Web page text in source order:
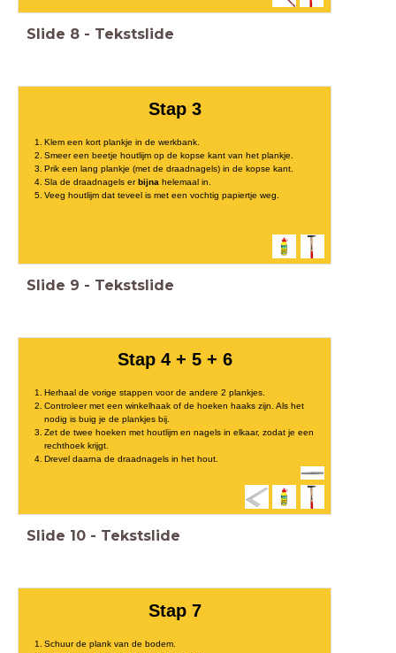
Slide 8 - Tekstslide
Stap 3
Klem een kort plankje in de werkbank.
Smeer een beetje houtlijm op de kopse kant van het plankje.
Prik een lang plankje (met de draadnagels) in de kopse kant.
Sla de draadnagels erbijna helemaal in.
Veeg houtlijm dat teveel is met een vochtig papiertje weg.
Slide 9 - Tekstslide
Stap 4 + 5 + 6
Herhaal de vorige stappen voor de andere 2 plankjes.
Controleer met een winkelhaak of de hoeken haaks zijn. Als het
nodig is buig je de plankjes bij.
Zet de twee hoeken met houtlijm en nagels in elkaar, zodat je een
rechthoek krijgt.
Drevel daarna de draadnagels in het hout.
Slide 10 - Tekstslide
Stap 7
Schuur de plank van de bodem.